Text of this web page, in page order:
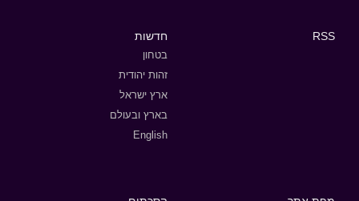
RSS חדשות
בטחון
זהות יהודית
ארץ ישראל
בארץ ובעולם
English